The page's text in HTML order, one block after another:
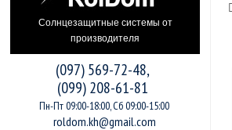
Солнцезащитные системы от
производителя
(097) 569-72-48,
(099) 208-61-81
Пн-Пт 09:00-18:00, Сб 09:00-15:00
roldom.kh@gmail.com